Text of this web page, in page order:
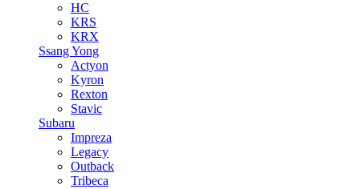
HC
KRS
KRX
Ssang Yong
Actyon
Kyron
Rexton
Stavic
Subaru
Impreza
Legacy
Outback
Tribeca